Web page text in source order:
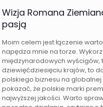
Wizja Romana
pasją
Moim celem jest łączenie
napędza mnie na torze.
międzynarodowych
dziewięćdziesięciu krajów, to
polskiego biznesu na
pokazać, że polskie marki
najwyższej jakości. Warto